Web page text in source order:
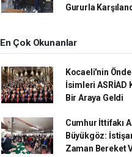
Gururla
En Çok Okunanlar
Kocaeli'nin
İsimleri ASRİAD
Bir Araya Geldi
Cumhur İttifakı
Büyükgöz:
Zaman Bereket